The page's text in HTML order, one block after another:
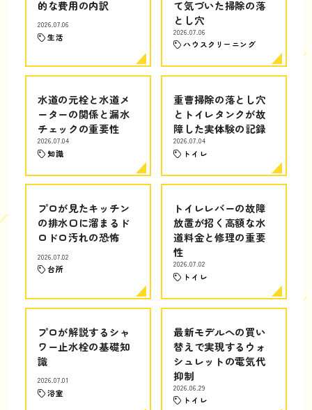
的な費用の内訳
2026.07.06
生活
て気づいた掃除の落
とし穴
2026.07.06
ハウスクリーニング
水道の元栓と水道メ
ーターの関係と漏水
チェックの重要性
2026.07.04
知識
重曹掃除の落とし穴
とトイレタンクが故
障した実体験の記録
2026.07.04
トイレ
プロが見たキッチン
の排水口に溜まるド
ロドロ汚れの恐怖
2026.07.02
台所
トイレレバーの故障
放置が招く高額な水
道料金と修理の重要
性
2026.07.02
トイレ
プロが解説するシャ
ワー止水栓の基礎知
識
2026.07.01
浴室
最新モデルへの買い
替えで実現するウォ
シュレットの電気代
抑制
2026.06.29
トイレ